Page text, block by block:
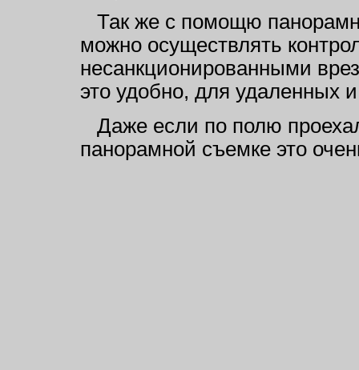
Так же с помощю
можно осуществлять
несанкционированными
это удобно, для удаленных
Даже если по полю
панорамной съемке это